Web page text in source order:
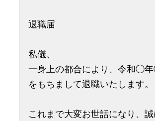
退職届
私儀、
一身上の都合により、令和◯
をもちまして退職いたします。
これまで大変お世話になり、